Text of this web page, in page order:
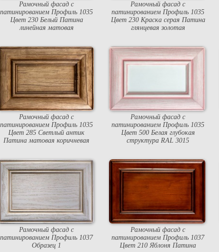
Рамочный фасад с
патинированием Профиль 1035
Цвет 230 Белый Патина
линейная матовая
Рамочный фасад с
патинированием Профиль 1035
Цвет 230 Краска серая Патина
глянцевая золотая
Рамочный фасад с
патинированием Профиль 1035
Цвет 285 Светлый антик
Патина матовая коричневая
Рамочный фасад с
патинированием Профиль 1035
Цвет 500 Белая глубокая
структура RAL 3015
Рамочный фасад с
патинированием Профиль 1037
Образец 1
Рамочный фасад с
патинированием Профиль 1037
Цвет 210 Яблоня Патина